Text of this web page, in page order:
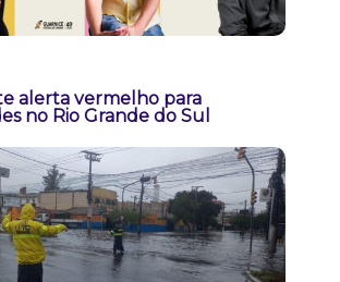
alerta vermelho para
no Rio Grande do Sul